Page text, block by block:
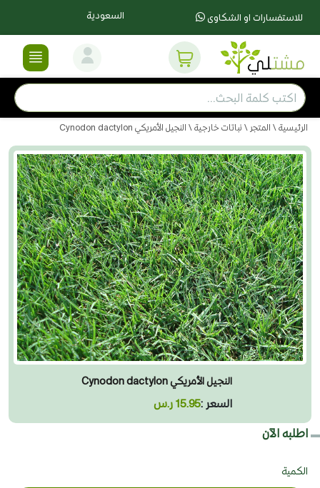
للاستفسارات او الشكاوى السعودية
الرئيسية \ المتجر \ نباتات خارجية \ النجيل الأمريكي Cynodon dactylon
النجيل الأمريكي Cynodon dactylon
السعر :15.95 ر.س
اطلبه الآن
الكمية